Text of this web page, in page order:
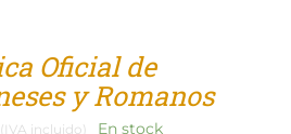
Oficial de
y Romanos
(IVA incluido) En stock